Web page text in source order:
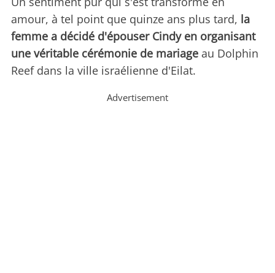
amour, à tel point que quinze ans plus tard, la
femme a décidé d'épouser Cindy en organisant
une véritable cérémonie de mariage au Dolphin
Reef dans la ville israélienne d'Eilat.
Advertisement